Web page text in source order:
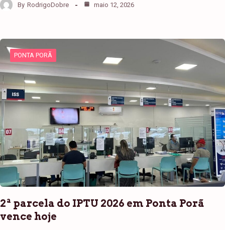
By RodrigoDobre maio 12, 2026
PONTA PORÃ
2ª parcela do IPTU 2026 em Ponta Porã
vence hoje